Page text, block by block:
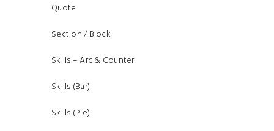
Quote
Section / Block
Skills – Arc & Counter
Skills (Bar)
Skills (Pie)